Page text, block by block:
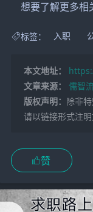
想要了解更多相
标签： 入职
本文地址：
文章来源：
儒智
版权声明： 除非
请以链接形式注明
赞